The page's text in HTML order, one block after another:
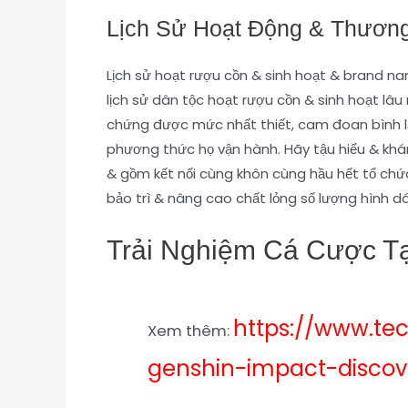
Lịch Sử Hoạt Động &
Lịch sử hoạt rượu cồn & sinh hoạt & brand
lịch sử dân tộc hoạt rượu cồn & sinh hoạt
chứng được mức nhất thiết, cam đoan bình
phương thức họ vận hành. Hãy tậu hiểu &
& gồm kết nối cùng khôn cùng hầu hết tổ
bảo trì & nâng cao chất lỏng số lượng hình
Trải Nghiệm Cá Cược
Xem thêm: https://
genshin-impact-